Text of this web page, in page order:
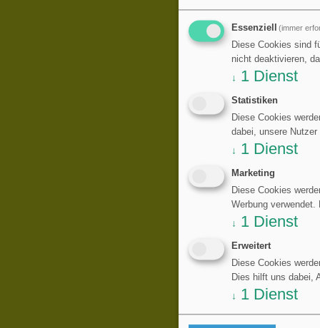
Essenziell (immer
Diese Cookies sind
nicht deaktivieren,
↓ 1 Dienst
Statistiken
Diese Cookies
dabei, unsere
↓ 1 Dienst
Marketing
Diese Cookies
Werbung
↓ 1 Dienst
Erweitert
Diese Cookies
Dies hilft uns dabei,
↓ 1 Dienst